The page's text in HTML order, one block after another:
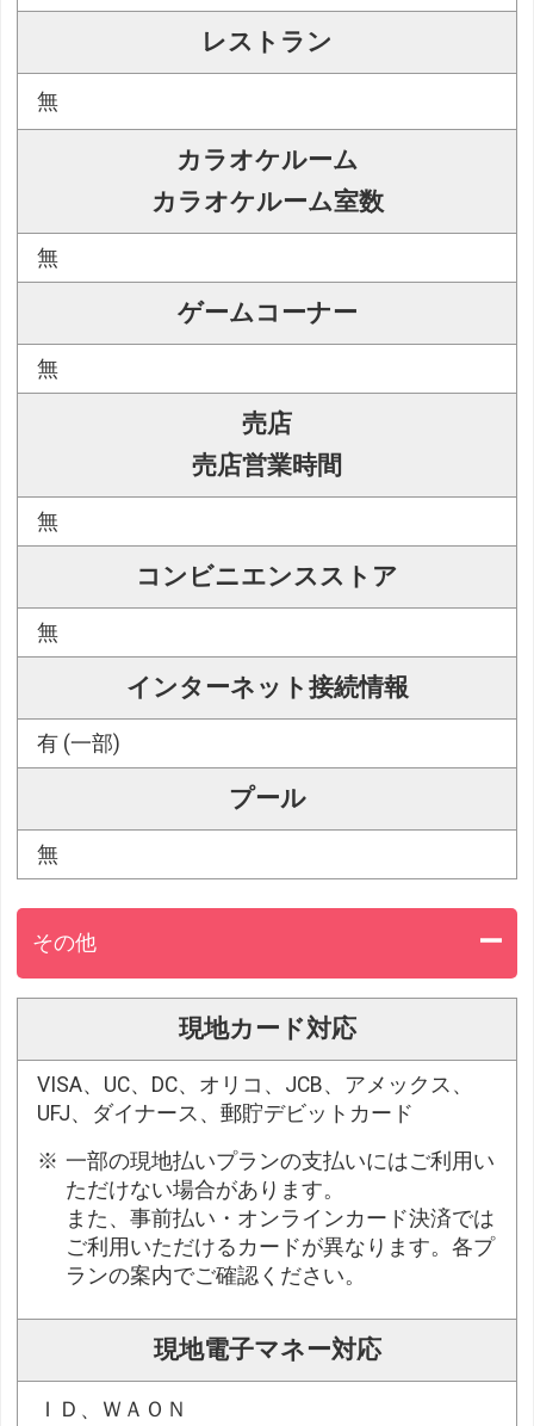
レストラン
無
カラオケルーム
カラオケルーム室数
無
ゲームコーナー
無
売店
売店営業時間
無
コンビニエンスストア
無
インターネット接続情報
有 (一部)
プール
無
その他
現地カード対応
VISA、UC、DC、オリコ、JCB、アメックス、
UFJ、ダイナース、郵貯デビットカード
一部の現地払いプランの支払いにはご利用い
ただけない場合があります。
また、事前払い・オンラインカード決済では
ご利用いただけるカードが異なります。各プ
ランの案内でご確認ください。
現地電子マネー対応
ＩＤ、ＷＡＯＮ